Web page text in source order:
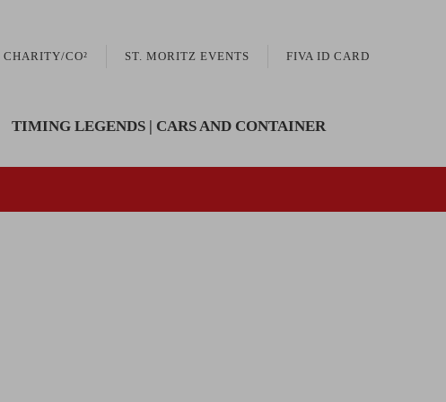
CHARITY/CO² ST. MORITZ EVENTS FIVA ID CARD
TIMING LEGENDS | CARS AND CONTAINER